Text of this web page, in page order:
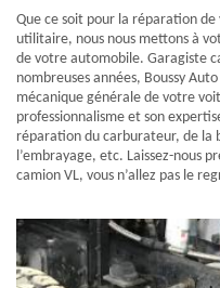
Que ce soit pour la réparation
utilitaire, nous nous mettons à
de votre automobile. Garagiste
nombreuses années, Boussy
mécanique générale de votre
professionnalisme et son
réparation du carburateur, de la
l’embrayage, etc. Laissez-nous
camion VL, vous n’allez pas le